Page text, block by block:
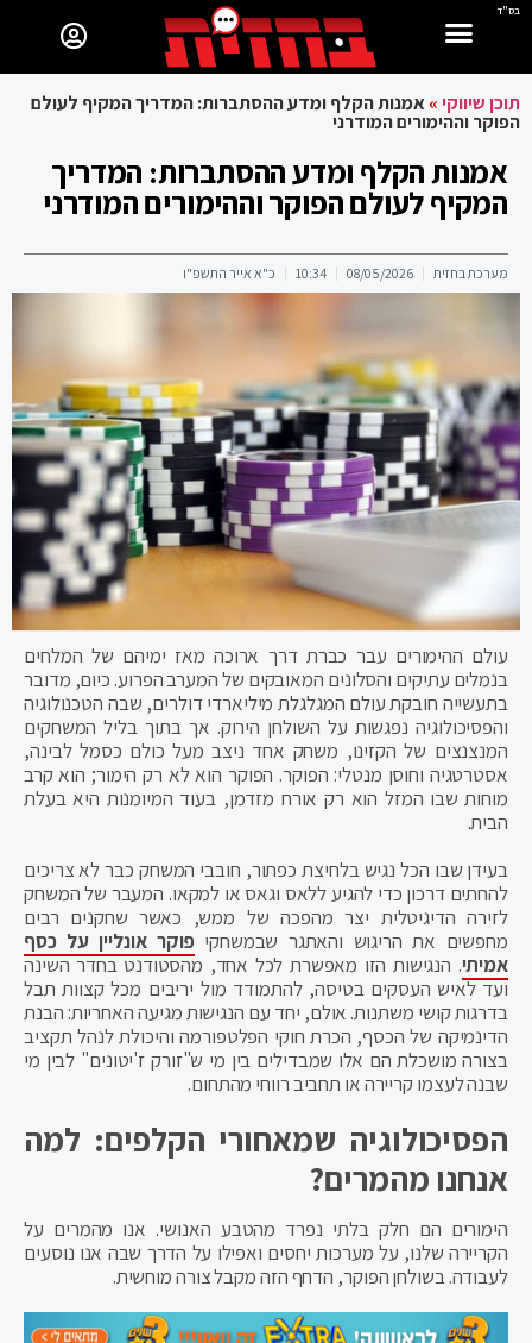
בס"ד
תוכן שיווקי»אמנות הקלף ומדע ההסתברות: המדריך המקיף לעולם
הפוקר וההימורים המודרני
אמנות הקלף ומדע ההסתברות: המדריך
המקיף לעולם הפוקר וההימורים המודרני
מערכת בחזית 08/05/2026
10:34 כ"א אייר התשפ"ו
עולם ההימורים עבר כברת דרך ארוכה מאז ימיהם של המלחים
בנמלים עתיקים והסלונים המאובקים של המערב הפרוע. כיום, מדובר
בתעשייה חובקת עולם המגלגלת מיליארדי דולרים, שבה הטכנולוגיה
והפסיכולוגיה נפגשות על השולחן הירוק. אך בתוך בליל המשחקים
המנצנצים של הקזינו, משחק אחד ניצב מעל כולם כסמל לבינה,
אסטרטגיה וחוסן מנטלי: הפוקר. הפוקר הוא לא רק הימור; הוא קרב
מוחות שבו המזל הוא רק אורח מזדמן, בעוד המיומנות היא בעלת
הבית.
בעידן שבו הכל נגיש בלחיצת כפתור, חובבי המשחק כבר לא צריכים
להחתים דרכון כדי להגיע ללאס וגאס או למקאו. המעבר של המשחק
לזירה הדיגיטלית יצר מהפכה של ממש, כאשר שחקנים רבים
מחפשים את הריגוש והאתגר שבמשחקיפוקר אונליין על כסף
אמיתי. הנגישות הזו מאפשרת לכל אחד, מהסטודנט בחדר השינה
ועד לאיש העסקים בטיסה, להתמודד מול יריבים מכל קצוות תבל
בדרגות קושי משתנות. אולם, יחד עם הנגישות מגיעה האחריות: הבנת
הדינמיקה של הכסף, הכרת חוקי הפלטפורמה והיכולת לנהל תקציב
בצורה מושכלת הם אלו שמבדילים בין מי ש"זורק ז'יטונים" לבין מי
שבנה לעצמו קריירה או תחביב רווחי מהתחום.
הפסיכולוגיה שמאחורי הקלפים: למה
אנחנו מהמרים?
הימורים הם חלק בלתי נפרד מהטבע האנושי. אנו מהמרים על
הקריירה שלנו, על מערכות יחסים ואפילו על הדרך שבה אנו נוסעים
לעבודה. בשולחן הפוקר, הדחף הזה מקבל צורה מוחשית.